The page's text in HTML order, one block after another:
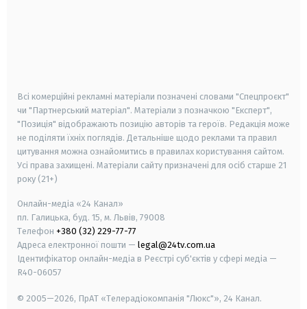
Всі комерційні рекламні матеріали позначені словами "Спецпроєкт"
чи "Партнерський матеріал". Матеріали з позначкою "Експерт",
"Позиція" відображають позицію авторів та героїв. Редакція може
не поділяти їхніх поглядів. Детальніше щодо реклами та правил
цитування можна ознайомитись в правилах користування сайтом.
Усі права захищені. Матеріали сайту призначені для осіб старше 21
року (21+)
Онлайн-медіа «24 Канал»
пл. Галицька, буд. 15, м. Львів, 79008
Телефон +380 (32) 229-77-77
Адреса електронної пошти — legal@24tv.com.ua
Ідентифікатор онлайн-медіа в Реєстрі суб'єктів у сфері медіа —
R40-06057
© 2005—2026, ПрАТ «Телерадіокомпанія "Люкс"», 24 Канал.